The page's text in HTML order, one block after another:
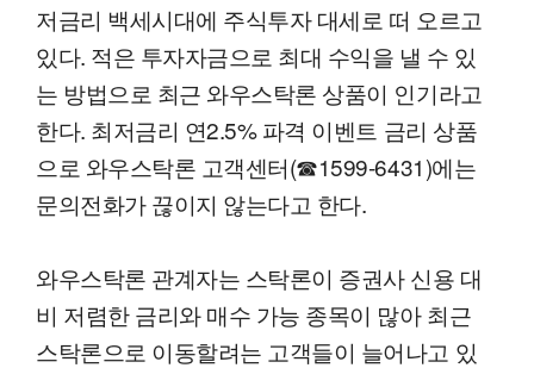
저금리 백세시대에 주식투자 대세로 떠 오르고
있다. 적은 투자자금으로 최대 수익을 낼 수 있
는 방법으로 최근 와우스탁론 상품이 인기라고
한다. 최저금리 연2.5% 파격 이벤트 금리 상품
으로 와우스탁론 고객센터(☎1599-6431)에는
문의전화가 끊이지 않는다고 한다.
와우스탁론 관계자는 스탁론이 증권사 신용 대
비 저렴한 금리와 매수 가능 종목이 많아 최근
스탁론으로 이동할려는 고객들이 늘어나고 있